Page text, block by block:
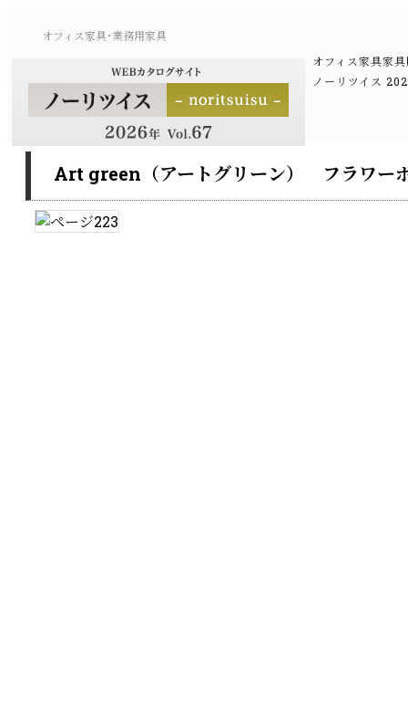
オフィス家具･業務用家具
オフィス家具家
ノーリツイス
Art green（アートグリーン） フラワー